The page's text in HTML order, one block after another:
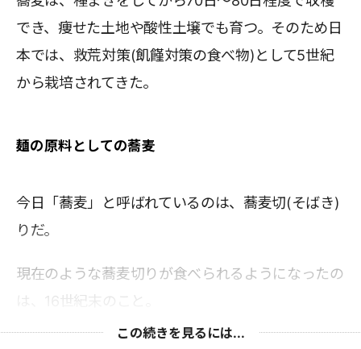
でき、痩せた土地や酸性土壌でも育つ。そのため日
本では、救荒対策(飢饉対策の食べ物)として5世紀
から栽培されてきた。
麺の原料としての蕎麦
今日「蕎麦」と呼ばれているのは、蕎麦切(そばき)
りだ。
現在のような蕎麦切りが食べられるようになったの
は、16世紀末のこと。
この続きを見るには...